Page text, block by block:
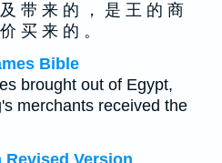
带 来 的 ， 是 王 的 商
买 来 的 。
Bible
brought out of Egypt,
merchants received the
Version